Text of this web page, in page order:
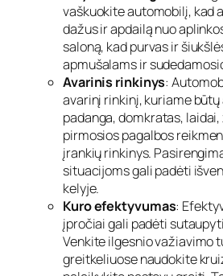
vaškuokite automobilį, kad
dažus ir apdailą nuo
saloną, kad purvas ir
apmušalams ir
Avarinis rinkinys:
avarinį rinkinį, kuriame
padanga, domkratas,
pirmosios pagalbos
įrankių rinkinys.
situacijoms gali padėti
kelyje.
Kuro efektyvumas:
įpročiai gali padėti
Venkite ilgesnio važiavimo
greitkeliuose naudokite